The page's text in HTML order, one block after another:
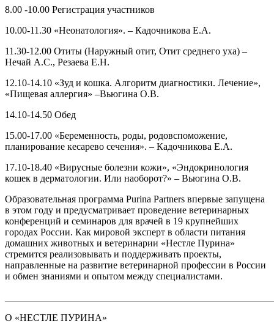
8.00 -10.00 Регистрация участников
10.00-11.30 «Неонатология». – Кадочникова Е.А.
11.30-12.00 Отиты (Наружный отит, Отит среднего уха) –
Нечай А.С., Резаева Е.Н.
12.10-14.10 «Зуд и кошка. Алгоритм диагностики. Лечение»,
«Пищевая аллергия» –Вьюгина О.В.
14.10-14.50 Обед
15.00-17.00 «Беременность, роды, родовспоможение,
планирование кесарево сечения». – Кадочникова Е.А.
17.10-18.40 «Вирусные болезни кожи», «Эндокринология
кошек в дерматологии. Или наоборот?» – Вьюгина О.В.
Образовательная программа Purina Partners впервые запущена
в этом году и предусматривает проведение ветеринарных
конференций и семинаров для врачей в 19 крупнейших
городах России. Как мировой эксперт в области питания
домашних животных и ветеринарии «Нестле Пурина»
стремится реализовывать и поддерживать проекты,
направленные на развитие ветеринарной профессии в России
и обмен знаниями и опытом между специалистами.
О «НЕСТЛЕ ПУРИНА»